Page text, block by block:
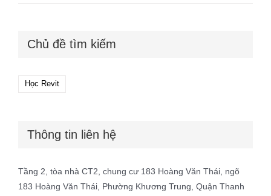
Chủ đề tìm kiếm
Học Revit
Thông tin liên hệ
Tầng 2, tòa nhà CT2, chung cư 183 Hoàng Văn Thái, ngõ
183 Hoàng Văn Thái, Phường Khương Trung, Quận Thanh